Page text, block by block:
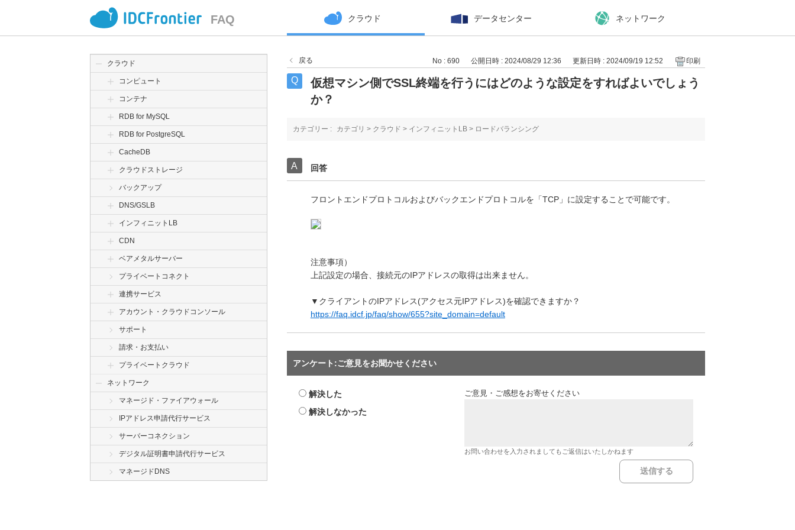
FAQ クラウド データセンター ネットワーク
クラウド
コンピュート
コンテナ
RDB for MySQL
RDB for PostgreSQL
CacheDB
クラウドストレージ
バックアップ
DNS/GSLB
インフィニットLB
CDN
ベアメタルサーバー
プライベートコネクト
連携サービス
アカウント・クラウドコンソール
サポート
請求・お支払い
プライベートクラウド
ネットワーク
マネージド・ファイアウォール
IPアドレス申請代行サービス
サーバーコネクション
デジタル証明書申請代行サービス
マネージドDNS
戻る No : 690 公開日時 : 2024/08/29 12:36 更新日時 : 2024/09/19 12:52 印刷
仮想マシン側でSSL終端を行うにはどのような設定をすればよいでしょう
か？
カテゴリー : カテゴリ > クラウド > インフィニットLB> ロードバランシング
回答
フロントエンドプロトコルおよびバックエンドプロトコルを「TCP」に設定することで可能です。
注意事項）
上記設定の場合、接続元のIPアドレスの取得は出来ません。
▼クライアントのIPアドレス(アクセス元IPアドレス)を確認できますか？
https://faq.idcf.jp/faq/show/655?site_domain=default
アンケート:ご意見をお聞かせください
解決した
解決しなかった
ご意見・ご感想をお寄せください
お問い合わせを入力されましてもご返信はいたしかねます